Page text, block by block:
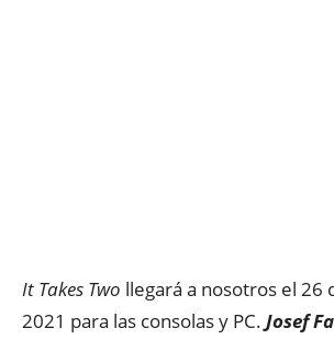
It Takes Two llegará a nosotros el 26
2021 para las consolas y PC. Josef